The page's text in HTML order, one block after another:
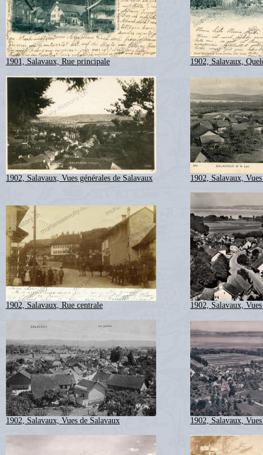
1901, Salavaux, Rue principale 1902, Salavaux,
1902, Salavaux, Vues générales de Salavaux 1902, Salavaux,
1902, Salavaux, Rue centrale 1902, Salavaux,
1902, Salavaux, Vues de Salavaux 1902, Salavaux,